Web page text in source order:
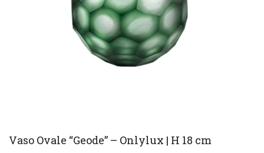
Vaso Ovale “Geode” – Onlylux | H 18 cm